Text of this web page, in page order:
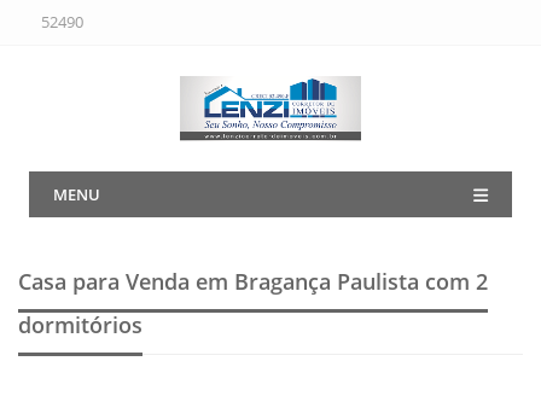
52490
MENU
Casa para Venda em Bragança Paulista com 2
dormitórios